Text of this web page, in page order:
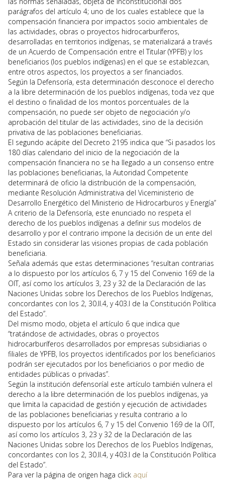
parágrafos del artículo 4; uno de los cuales establece que la
compensación financiera por impactos socio ambientales de
las actividades, obras o proyectos hidrocarburíferos,
desarrolladas en territorios indígenas, se materializará a través
de un Acuerdo de Compensación entre el Titular (YPFB) y los
beneficiarios (los pueblos indígenas) en el que se establezcan,
entre otros aspectos, los proyectos a ser financiados.
Según la Defensoría, esta determinación desconoce el derecho
a la libre determinación de los pueblos indígenas, toda vez que
el destino o finalidad de los montos porcentuales de la
compensación, no puede ser objeto de negociación y/o
aprobación del titular de las actividades, sino de la decisión
privativa de las poblaciones beneficiarias.
El segundo acápite del Decreto 2195 indica que “Si pasados los
180 días calendario del inicio de la negociación de la
compensación financiera no se ha llegado a un consenso entre
las poblaciones beneficiarias, la Autoridad Competente
determinará de oficio la distribución de la compensación,
mediante Resolución Administrativa del Viceministerio de
Desarrollo Energético del Ministerio de Hidrocarburos y Energía”
A criterio de la Defensoría, este enunciado no respeta el
derecho de los pueblos indígenas a definir sus modelos de
desarrollo y por el contrario impone la decisión de un ente del
Estado sin considerar las visiones propias de cada población
beneficiaria.
Señala además que estas determinaciones “resultan contrarias
a lo dispuesto por los artículos 6, 7 y 15 del Convenio 169 de la
OIT, así como los artículos 3, 23 y 32 de la Declaración de las
Naciones Unidas sobre los Derechos de los Pueblos Indígenas,
concordantes con los 2, 30.II.4, y 403.I de la Constitución Política
del Estado”.
Del mismo modo, objeta el artículo 6 que indica que
“tratándose de actividades, obras o proyectos
hidrocarburíferos desarrollados por empresas subsidiarias o
filiales de YPFB, los proyectos identificados por los beneficiarios
podrán ser ejecutados por los beneficiarios o por medio de
entidades públicas o privadas”.
Según la institución defensoríal este artículo también vulnera el
derecho a la libre determinación de los pueblos indígenas, ya
que limita la capacidad de gestión y ejecución de actividades
de las poblaciones beneficiarias y resulta contrario a lo
dispuesto por los artículos 6, 7 y 15 del Convenio 169 de la OIT,
así como los artículos 3, 23 y 32 de la Declaración de las
Naciones Unidas sobre los Derechos de los Pueblos Indígenas,
concordantes con los 2, 30.II.4, y 403.I de la Constitución Política
del Estado”.
Para ver la página de origen haga click aquí